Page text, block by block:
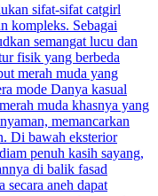
sifat-sifat catgirl
kompleks. Sebagai
semangat lucu dan
fisik yang berbeda
merah muda yang
mode Danya kasual
muda khasnya yang
memancarkan
Di bawah eksterior
penuh kasih sayang,
di balik fasad
secara aneh dapat